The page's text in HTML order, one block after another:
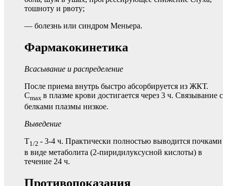
тошноту и рвоту;
— болезнь или синдром Меньера.
Фармакокинетика
Всасывание и распределение
После приема внутрь быстро абсорбируется из ЖКТ.
Cmax в плазме крови достигается через 3 ч. Связывание с
белками плазмы низкое.
Выведение
T1/2 - 3-4 ч. Практически полностью выводится почками
в виде метаболита (2-пиридилуксусной кислоты) в
течение 24 ч.
Противопоказания